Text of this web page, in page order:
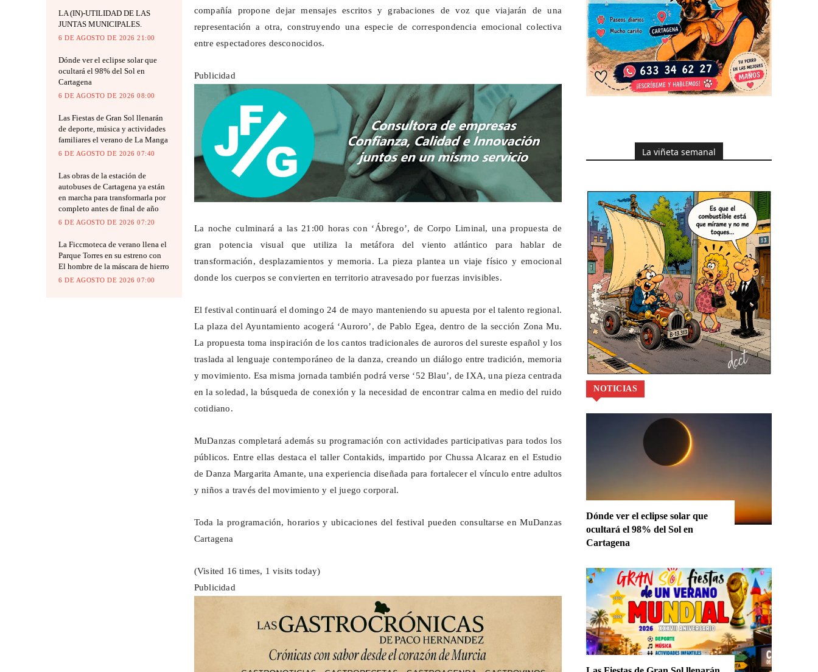
LA (IN)-UTILIDAD DE LAS
JUNTAS MUNICIPALES.
6 DE AGOSTO DE 2026 21:00
Dónde ver el eclipse solar que
ocultará el 98% del Sol en
Cartagena
6 DE AGOSTO DE 2026 08:00
Las Fiestas de Gran Sol llenarán
de deporte, música y actividades
familiares el verano de La Manga
6 DE AGOSTO DE 2026 07:40
Las obras de la estación de
autobuses de Cartagena ya están
en marcha para transformarla por
completo antes de final de año
6 DE AGOSTO DE 2026 07:20
La Ficcmoteca de verano llena el
Parque Torres en su estreno con
El hombre de la máscara de hierro
6 DE AGOSTO DE 2026 07:00
compañía propone dejar mensajes escritos y grabaciones de voz que viajarán de una
representación a otra, construyendo una especie de correspondencia emocional colectiva
entre espectadores desconocidos.
Publicidad
La noche culminará a las 21:00 horas con ‘Ábrego’, de Corpo Liminal, una propuesta de
gran potencia visual que utiliza la metáfora del viento atlántico para hablar de
transformación, desplazamientos y memoria. La pieza plantea un viaje físico y emocional
donde los cuerpos se convierten en territorio atravesado por fuerzas invisibles.
El festival continuará el domingo 24 de mayo manteniendo su apuesta por el talento regional.
La plaza del Ayuntamiento acogerá ‘Auroro’, de Pablo Egea, dentro de la sección Zona Mu.
La propuesta toma inspiración de los cantos tradicionales de aurorosdel sureste español y los
traslada al lenguaje contemporáneo de la danza, creando un diálogo entre tradición, memoria
y movimiento. Esa misma jornada también podrá verse ‘52 Blau’, de IXA, una pieza centrada
en la soledad, la búsqueda de conexión y la necesidad de encontrar calma en medio del ruido
cotidiano.
MuDanzas completará además su programación con actividades participativas para todos los
públicos. Entre ellas destaca el taller Contakids, impartido por Chussa Alcaraz en el Estudio
de Danza Margarita Amante, una experiencia diseñada para fortalecer el vínculo entre adultos
y niños a través del movimiento y el juego corporal.
Toda la programación, horarios y ubicaciones del festival pueden consultarse enMuDanzas
Cartagena
(Visited 16 times, 1 visits today)
Publicidad
La viñeta semanal
NOTICIAS
Dónde ver el eclipse solar que
ocultará el 98% del Sol en
Cartagena